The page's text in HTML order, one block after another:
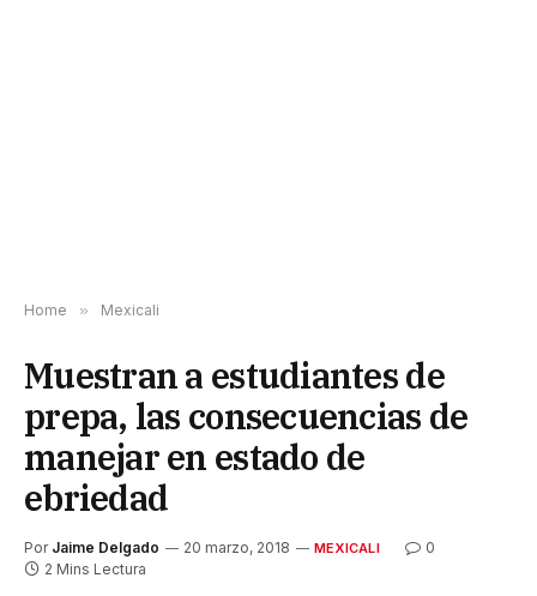
Home » Mexicali
Muestran a estudiantes de
prepa, las consecuencias de
manejar en estado de
ebriedad
Por Jaime Delgado 20 marzo, 2018 MEXICALI
0
2 Mins Lectura